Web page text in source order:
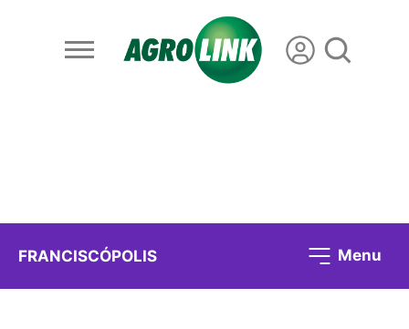
FRANCISCÓPOLIS Menu